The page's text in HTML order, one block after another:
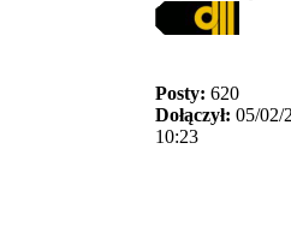
Posty: 620
Dołączył: 05/02/
10:23